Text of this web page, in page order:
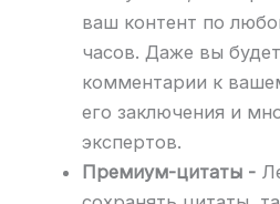
ваш контент по
часов. Даже вы
комментарии к
его заключения и
экспертов.
Премиум-цитаты -